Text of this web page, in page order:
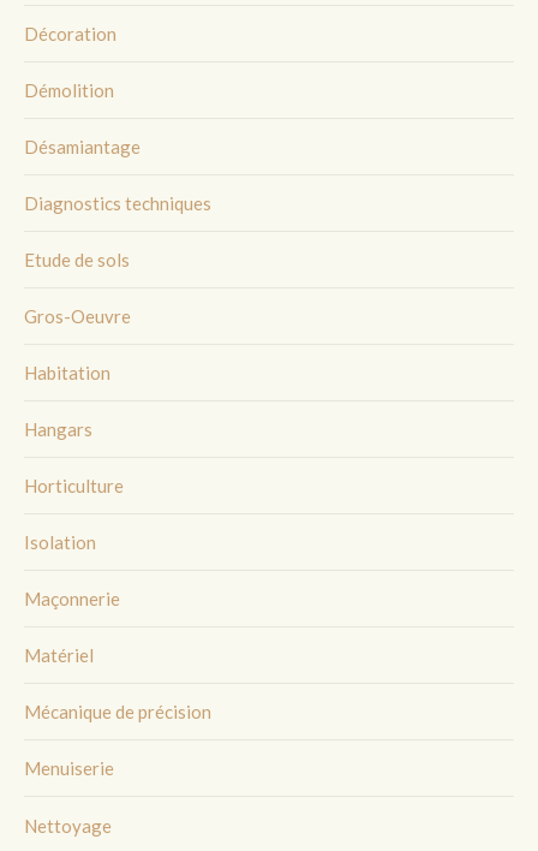
Décoration
Démolition
Désamiantage
Diagnostics techniques
Etude de sols
Gros-Oeuvre
Habitation
Hangars
Horticulture
Isolation
Maçonnerie
Matériel
Mécanique de précision
Menuiserie
Nettoyage